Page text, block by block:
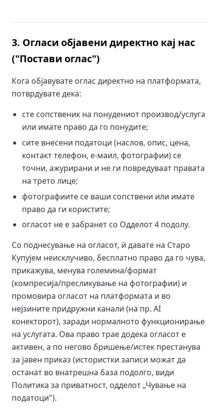
3. Огласи објавени директно кај нас
("Постави оглас")
Кога објавувате оглас директно на платформата,
потврдувате дека:
сте сопственик на понудениот производ/услуга
или имате право да го понудите;
сите внесени податоци (наслов, опис, цена,
контакт телефон, е-маил, фотографии) се
точни, ажурирани и не ги повредуваат правата
на трето лице;
фотографиите се ваши сопствени или имате
право да ги користите;
огласот не е забранет со Одделот 4 подолу.
Со поднесување на огласот, ѝ давате на Старо
Купујем неисклучиво, бесплатно право да го чува,
прикажува, менува големина/формат
(компресија/пресликување на фотографии) и
промовира огласот на платформата и во
нејзините придружни канали (на пр. AI
конекторот), заради нормалното функционирање
на услугата. Ова право трае додека огласот е
активен, а по негово бришење/истек престанува
за јавен приказ (истористки записи можат да
останат во внатрешна база подолго, види
Политика за приватност, одделот „Чување на
податоци").